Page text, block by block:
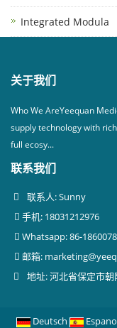
Integrated Modula
关于我们
Who We AreYeequan
supply technology with
full ecosy...
联系我们
联系人: Sunny
手机: 18031212976
Whatsapp: 86-
邮箱:
地址: 河北省保定市
Deutsch